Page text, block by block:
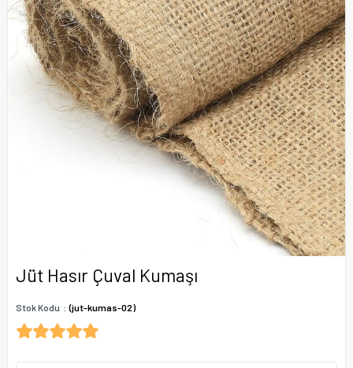
Jüt Hasır Çuval Kumaşı
Stok Kodu (jut-kumas-02)